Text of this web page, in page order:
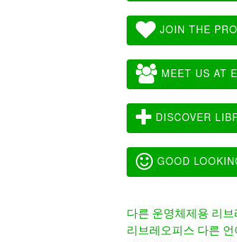
JOIN THE
MEET US AT
DISCOVER
GOOD
다른 운영체제용 리브
리브레오피스 다른 언